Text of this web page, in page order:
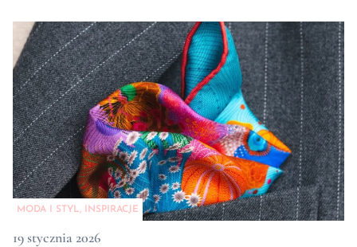
MODA I STYL, INSPIRACJE
19 stycznia 2026